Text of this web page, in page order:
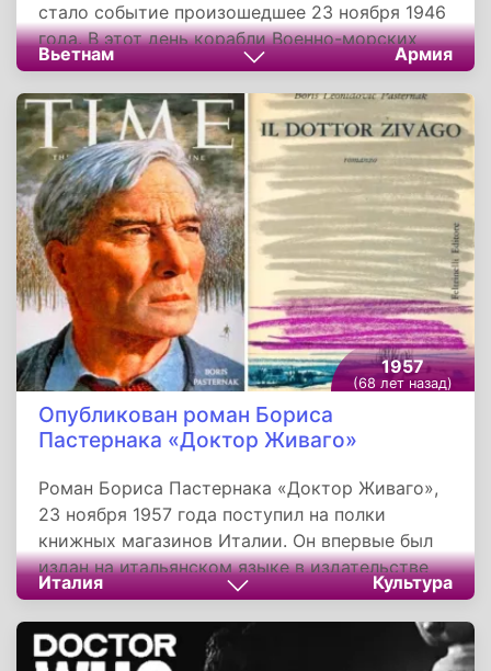
стало событие произошедшее 23 ноября 1946
года. В этот день корабли Военно-морских
сил Франции начали массированный обстрел
Хайфона, в результате которого погибли по
меньшей мере шесть тысяч жителей города.
Вьетнам Армия
1957
(68 лет назад)
Опубликован роман Бориса
Пастернака «Доктор Живаго»
Роман Бориса Пастернака «Доктор Живаго»,
23 ноября 1957 года поступил на полки
книжных магазинов Италии. Он впервые был
издан на итальянском языке в издательстве
Фельтринелли в Милане. Автор писал книгу в
течение десяти лет, с 1945 по 1955 год и
сопровожден стихами главного героя - Юрия
Италия Культура